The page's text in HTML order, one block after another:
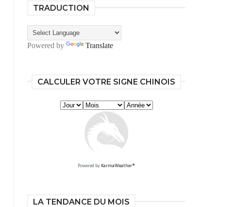
TRADUCTION
Powered by Translate
CALCULER VOTRE SIGNE CHINOIS
Powered by KarmaWeather®
LA TENDANCE DU MOIS